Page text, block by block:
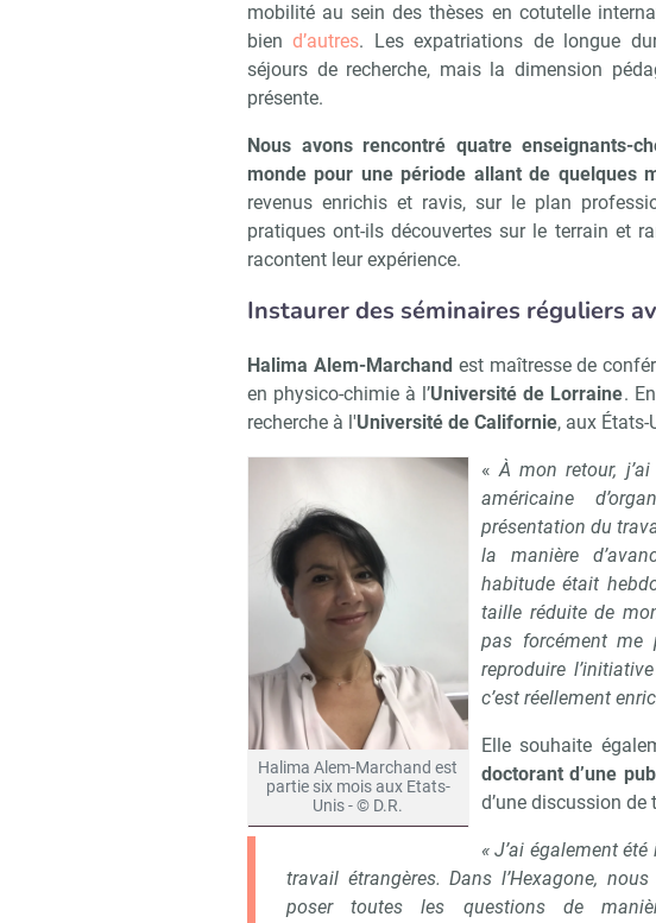
mobilité au sein des thèses en cotutelle
biend’autres. Les expatriations de longue
séjours de recherche, mais la dimension
présente.
Nous avons rencontré quatre enseignants-
monde pour une période allant de quelques
revenus enrichis et ravis, sur le plan
pratiques ont-ils découvertes sur le terrain et
racontent leur expérience.
Instaurer des séminaires réguliers
Halima Alem-Marchandest maîtresse de
en physico-chimie à l’Université de Lorraine.
recherche à l'Université de Californie, aux États-
Halima Alem-Marchand est
partie six mois aux Etats-
Unis - © D.R.
«À mon retour,
américaine
présentation du
la manière
habitude était
taille réduite de
pas forcément me
reproduire
c’est réellement
Elle souhaite
doctorant d’une
d’une discussion de
« J’ai également
travail étrangères. Dans l’Hexagone,
poser toutes les questions de